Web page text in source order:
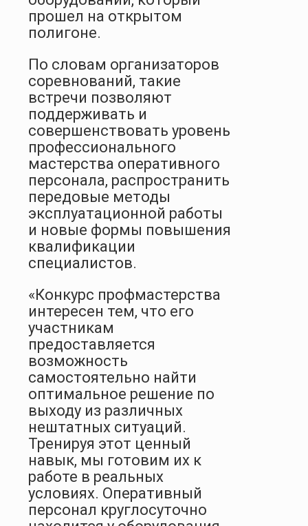
прошел на открытом
полигоне.
По словам организаторов
соревнований, такие
встречи позволяют
поддерживать и
совершенствовать уровень
профессионального
мастерства оперативного
персонала, распространить
передовые методы
эксплуатационной работы
и новые формы повышения
квалификации
специалистов.
«Конкурс профмастерства
интересен тем, что его
участникам
предоставляется
возможность
самостоятельно найти
оптимальное решение по
выходу из различных
нештатных ситуаций.
Тренируя этот ценный
навык, мы готовим их к
работе в реальных
условиях. Оперативный
персонал круглосуточно